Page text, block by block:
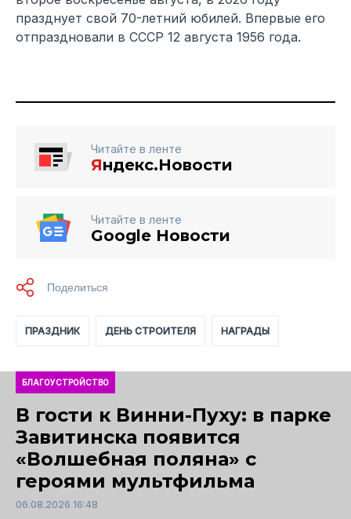
празднует свой 70-летний юбилей. Впервые его
отпраздновали в СССР 12 августа 1956 года.
Читайте в ленте
Яндекс.Новости
Читайте в ленте
Google Новости
ПРАЗДНИК ДЕНЬ СТРОИТЕЛЯ НАГРАДЫ
БЛАГОУСТРОЙСТВО
В гости к Винни-Пуху: в парке
Завитинска появится
«Волшебная поляна» с
героями мультфильма
06.08.2026 16:48